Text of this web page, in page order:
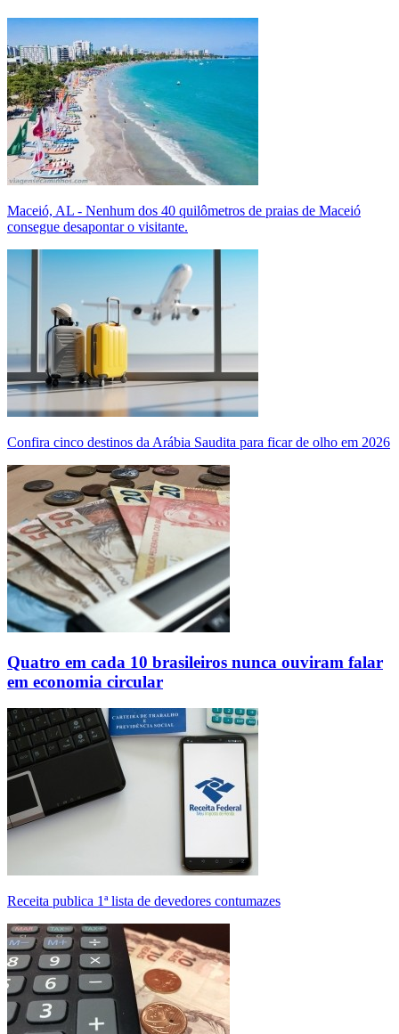
Maceió, AL - Nenhum dos 40 quilômetros de praias de Maceió
consegue desapontar o visitante.
Confira cinco destinos da Arábia Saudita para ficar de olho em 2026
Quatro em cada 10 brasileiros nunca ouviram falar
em economia circular
Receita publica 1ª lista de devedores contumazes